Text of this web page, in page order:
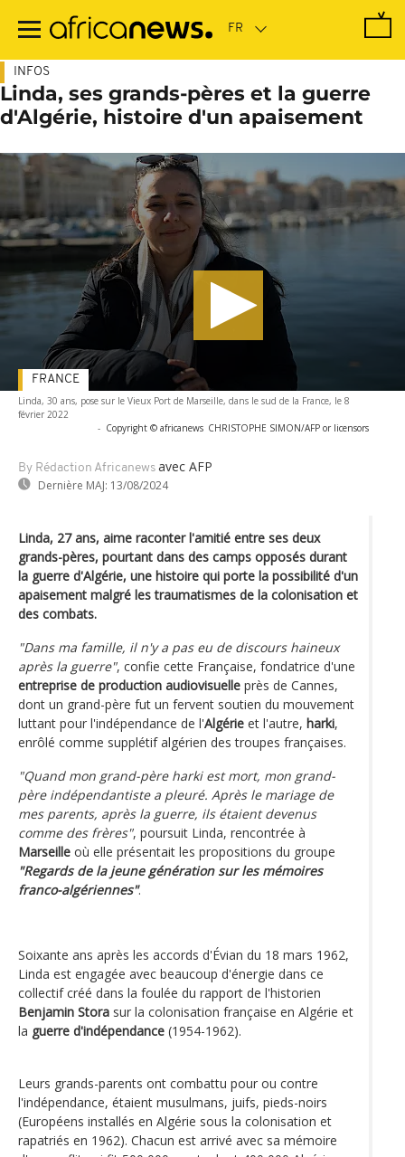
contenu
INFOS
Linda, ses grands-pères et la guerre
d'Algérie, histoire d'un apaisement
Linda, 30 ans, pose sur le Vieux Port de Marseille, dans le sud de la France, le 8
février 2022
- Copyright © africanews CHRISTOPHE SIMON/AFP or licensors
By Rédaction Africanews avec AFP
Dernière MAJ: 13/08/2024
FRANCE
Linda, 27 ans, aime raconter l'amitié entre ses deux
grands-pères, pourtant dans des camps opposés durant
la guerre d'Algérie, une histoire qui porte la possibilité d'un
apaisement malgré les traumatismes de la colonisation et
des combats.
"Dans ma famille, il n'y a pas eu de discours haineux
après la guerre", confie cette Française, fondatrice d'une
entreprise de production audiovisuelle près de Cannes,
dont un grand-père fut un fervent soutien du mouvement
luttant pour l'indépendance de l'Algérie et l'autre, harki,
enrôlé comme supplétif algérien des troupes françaises.
"Quand mon grand-père harki est mort, mon grand-
père indépendantiste a pleuré. Après le mariage de
mes parents, après la guerre, ils étaient devenus
comme des frères", poursuit Linda, rencontrée à
Marseille où elle présentait les propositions du groupe
"Regards de la jeune génération sur les mémoires
franco-algériennes".
Soixante ans après les accords d'Évian du 18 mars 1962,
Linda est engagée avec beaucoup d'énergie dans ce
collectif créé dans la foulée du rapport de l'historien
Benjamin Stora sur la colonisation française en Algérie et
la guerre d'indépendance (1954-1962).
Leurs grands-parents ont combattu pour ou contre
l'indépendance, étaient musulmans, juifs, pieds-noirs
(Européens installés en Algérie sous la colonisation et
rapatriés en 1962). Chacun est arrivé avec sa mémoire